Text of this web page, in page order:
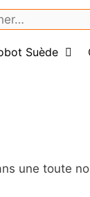
:
Suède
une toute